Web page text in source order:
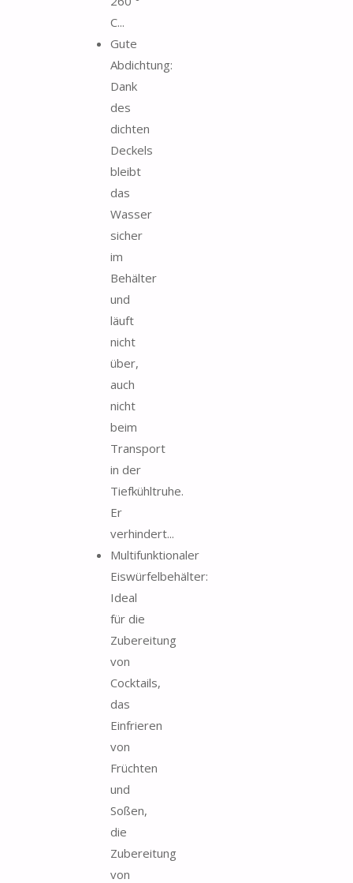
C...
Gute
Abdichtung:
Dank
des
dichten
Deckels
bleibt
das
Wasser
sicher
im
Behälter
und
läuft
nicht
über,
auch
nicht
beim
Transport
in der
Tiefkühltruhe.
Er
verhindert...
Multifunktionaler
Eiswürfelbehälter:
Ideal
für die
Zubereitung
von
Cocktails,
das
Einfrieren
von
Früchten
und
Soßen,
die
Zubereitung
von